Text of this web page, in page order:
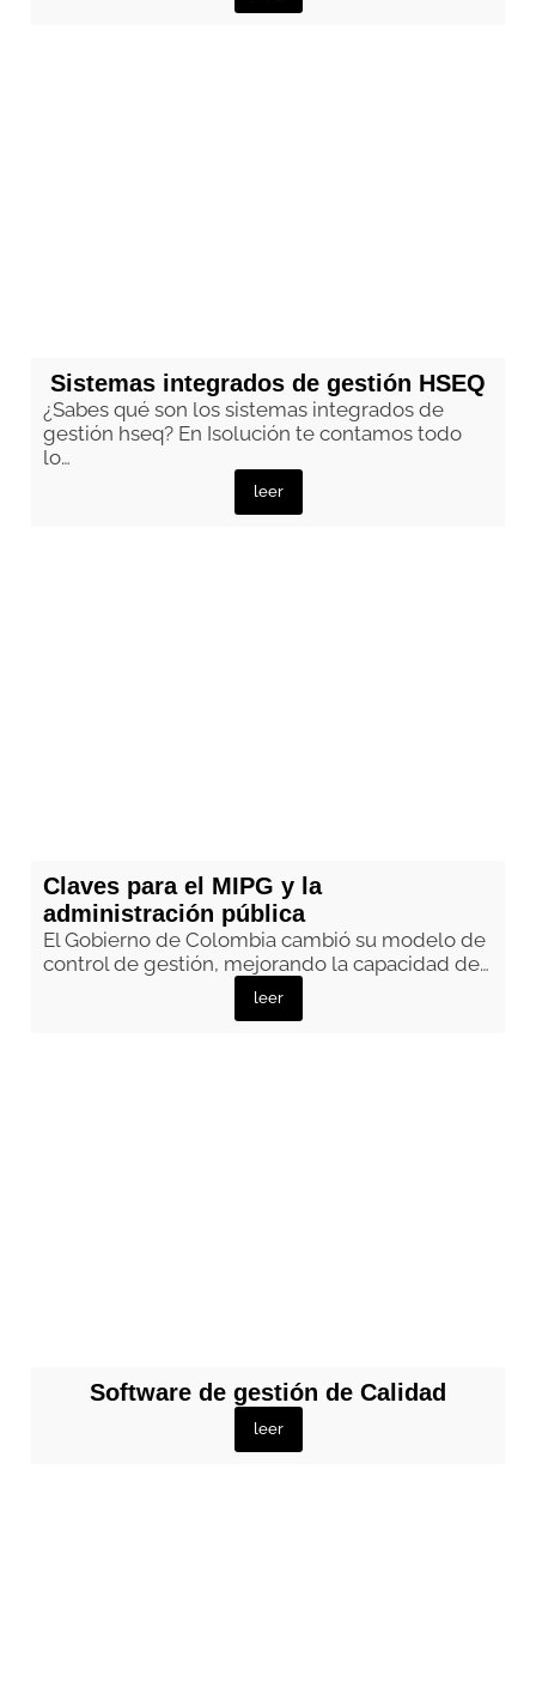
Sistemas integrados de gestión HSEQ
¿Sabes qué son los sistemas integrados de
gestión hseq? En Isolución te contamos todo
lo…
leer
Claves para el MIPG y la
administración pública
El Gobierno de Colombia cambió su modelo de
control de gestión, mejorando la capacidad de…
leer
Software de gestión de Calidad
leer